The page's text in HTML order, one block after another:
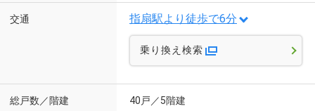
交通 指扇駅より徒歩で6分
乗り換え検索
総戸数／階建 40戸／5階建